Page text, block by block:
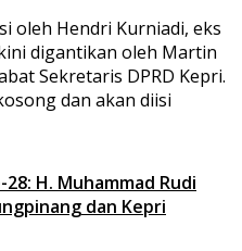
oleh Hendri Kurniadi, eks
digantikan oleh Martin
Sekretaris DPRD Kepri.
dan akan diisi
28: H. Muhammad Rudi
dan Kepri